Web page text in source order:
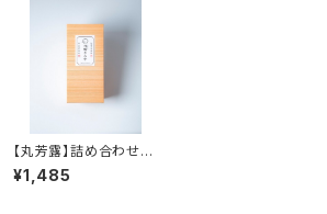
【丸芳露】詰め合わせ10
個
¥1,485